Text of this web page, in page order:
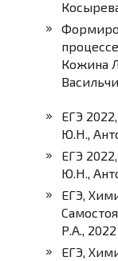
Кожина
ЕГЭ
Ю.Н.,
ЕГЭ
Ю.Н.,
ЕГЭ,
Р.А., 2022
ЕГЭ,